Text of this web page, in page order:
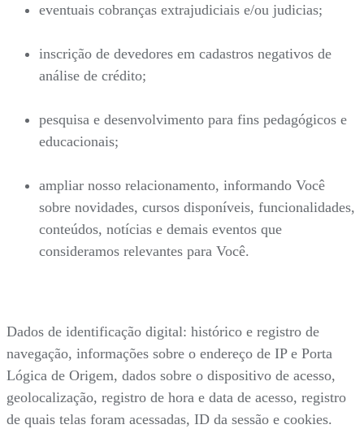
eventuais cobranças extrajudiciais e/ou judicias;
inscrição de devedores em cadastros negativos de
análise de crédito;
pesquisa e desenvolvimento para fins pedagógicos e
educacionais;
ampliar nosso relacionamento, informando Você
sobre novidades, cursos disponíveis, funcionalidades,
conteúdos, notícias e demais eventos que
consideramos relevantes para Você.
Dados de identificação digital: histórico e registro de
navegação, informações sobre o endereço de IP e Porta
Lógica de Origem, dados sobre o dispositivo de acesso,
geolocalização, registro de hora e data de acesso, registro
de quais telas foram acessadas, ID da sessão e cookies.